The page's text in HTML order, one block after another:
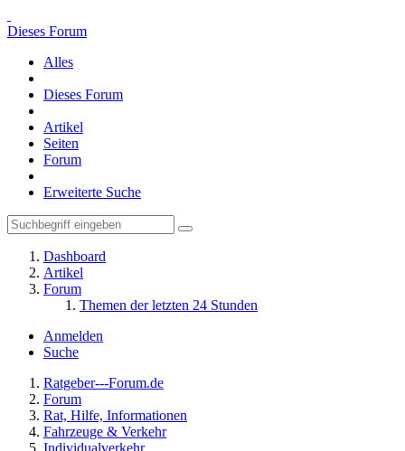
Dieses Forum
Alles
Dieses Forum
Artikel
Seiten
Forum
Erweiterte Suche
Dashboard
Artikel
Forum
Themen der letzten 24 Stunden
Anmelden
Suche
Ratgeber---Forum.de
Forum
Rat, Hilfe, Informationen
Fahrzeuge & Verkehr
Individualverkehr